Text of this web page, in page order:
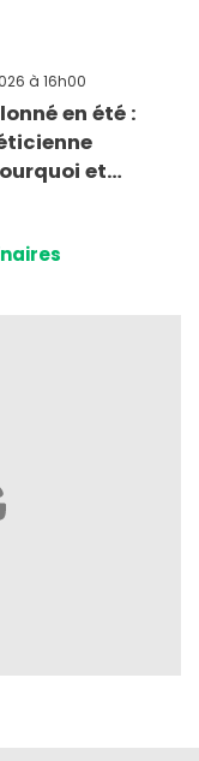
à 16h00
en été :
et